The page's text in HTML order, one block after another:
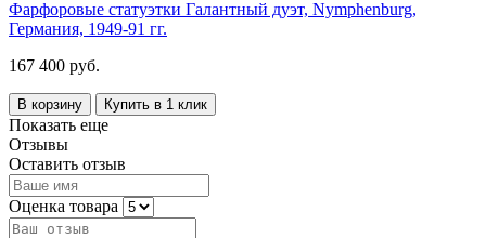
Фарфоровые статуэтки Галантный дуэт, Nymphenburg,
Германия, 1949-91 гг.
167 400 руб.
В корзину Купить в 1 клик
Показать еще
Отзывы
Оставить отзыв
Оценка товара